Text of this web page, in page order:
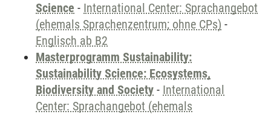
Science - International Center: Sprachangebot
(ehemals Sprachenzentrum; ohne CPs) -
Englisch ab B2
Masterprogramm Sustainability:
Sustainability Science: Ecosystems,
Biodiversity and Society - International
Center: Sprachangebot (ehemals